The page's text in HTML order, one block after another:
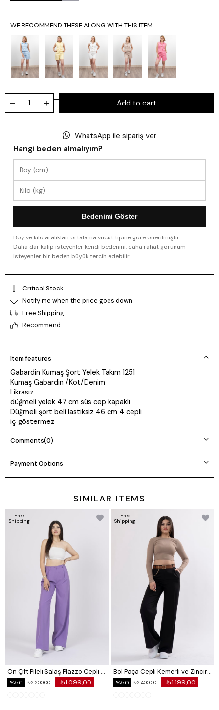
WE RECOMMEND THESE ALONG WITH THIS ITEM.
WhatsApp ile sipariş ver
Hangi beden almalıyım?
Bedenimi Göster
Boy ve kilo aralıkları ortalama vücut tipine göre önerilmiştir.
Daha dar kalıp isteyenler kendi bedenini, daha rahat görünüm
isteyenler bir beden büyük tercih edebilir.
Critical Stock
Notify me when the price goes down
Free Shipping
Recommend
Item features
Gabardin Kumaş Şort Yelek Takım 1251
Kumaş Gabardin /Kot/Denim
Likrasız
düğmeli yelek 47 cm süs cep kapaklı
Düğmeli şort beli lastiksiz 46 cm 4 cepli
iç göstermez
Comments(0)
Payment Options
SIMILAR ITEMS
Ön Çift Pileli Salaş Plazzo Cepli Pantolon
₺1.099,00
₺2.200,00
%50
Free
Shipping
Bol Paça Cepli Kemerli ve Zincir Detaylı Atlas Kumaş Pantolon
₺1.199,00
₺2.400,00
%50
Free
Shipping